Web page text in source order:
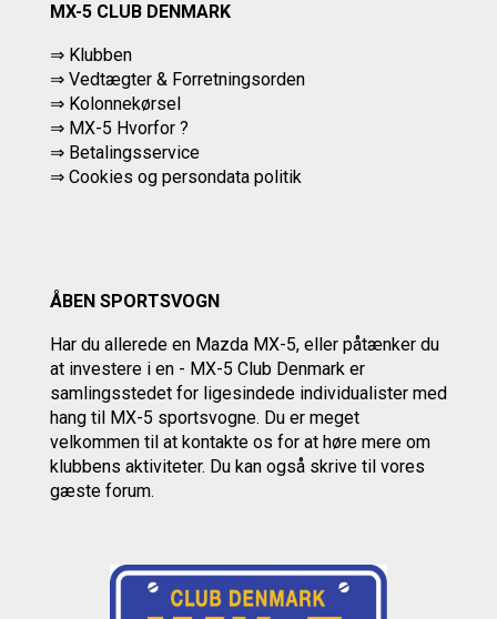
MX-5 CLUB DENMARK
⇒ Klubben
⇒ Vedtægter & Forretningsorden
⇒ Kolonnekørsel
⇒ MX-5 Hvorfor ?
⇒ Betalingsservice
⇒ Cookies og persondata politik
ÅBEN SPORTSVOGN
Har du allerede en Mazda MX-5, eller påtænker du
at investere i en - MX-5 Club Denmark er
samlingsstedet for ligesindede individualister med
hang til MX-5 sportsvogne. Du er meget
velkommen til at kontakte os for at høre mere om
klubbens aktiviteter. Du kan også skrive til vores
gæste forum.